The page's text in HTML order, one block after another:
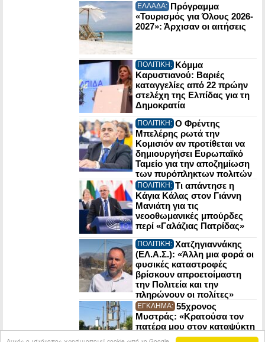
ΕΛΛΑΔΑ: Πρόγραμμα
«Τουρισμός για Όλους 2026-
2027»: Άρχισαν οι αιτήσεις
ΠΟΛΙΤΙΚΗ: Κόμμα
Καρυστιανού: Βαριές
καταγγελίες από 22 πρώην
στελέχη της Ελπίδας για τη
Δημοκρατία
ΠΟΛΙΤΙΚΗ: Ο Φρέντης
Μπελέρης ρωτά την
Κομισιόν αν προτίθεται να
δημιουργήσει Ευρωπαϊκό
Ταμείο για την αποζημίωση
των πυρόπληκτων πολιτών
ΠΟΛΙΤΙΚΗ: Τι απάντησε η
Κάγια Κάλας στον Γιάννη
Μανιάτη για τις
νεοοθωμανικές μπούρδες
περί «Γαλάζιας Πατρίδας»
ΠΟΛΙΤΙΚΗ: Χατζηγιαννάκης
(ΕΛ.Α.Σ.): «Άλλη μια φορά οι
φυσικές καταστροφές
βρίσκουν απροετοίμαστη
την Πολιτεία και την
πληρώνουν οι πολίτες»
ΕΓΚΛΗΜΑ: 55χρονος
Μυστράς: «Κρατούσα τον
πατέρα μου στον καταψύκτη
για να παίρνω τη σύνταξη»